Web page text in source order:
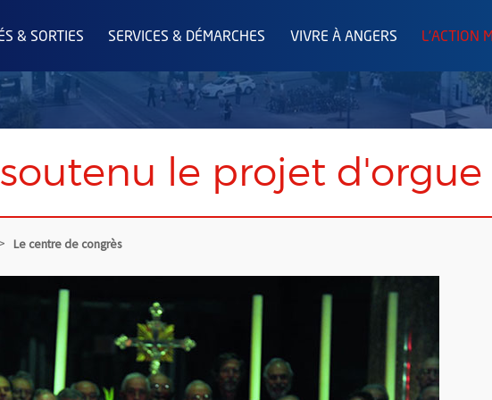
& SORTIES SERVICES & DÉMARCHES VIVRE À ANGERS L'ACTION
le projet
Le centre de congrès